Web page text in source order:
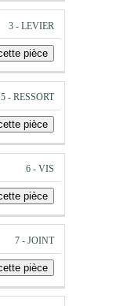
3 - LEVIER
5 - RESSORT
6 - VIS
7 - JOINT